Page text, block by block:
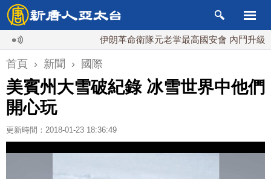
伊朗革命衛隊元老掌最高國安會 內鬥升級影響談
首頁 › 新聞 › 國際
美賓州大雪破紀錄 冰雪世界中他們
開心玩
更新時間：2018-01-23 18:36:49